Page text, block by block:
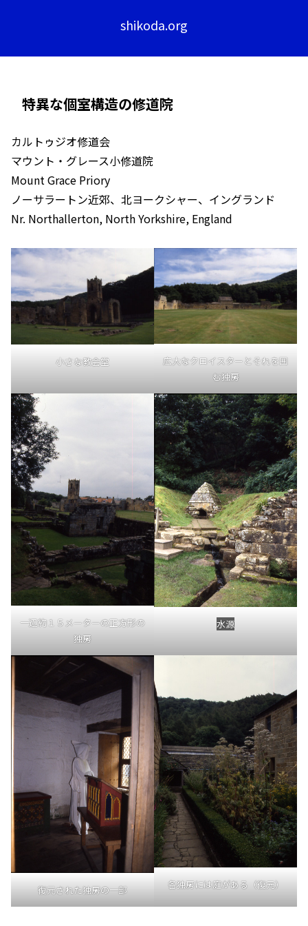
shikoda.org
特異な個室構造の修道院
カルトゥジオ修道会
マウント・グレース小修道院
Mount Grace Priory
ノーサラートン近郊、北ヨークシャー、イングランド
Nr. Northallerton, North Yorkshire, England
小さな教会堂
広大なクロイスターとそれを囲
む独房
一辺約１５メーターの正方形の
独房
水源
復元された独房の一部 各独房には庭がある（復元）